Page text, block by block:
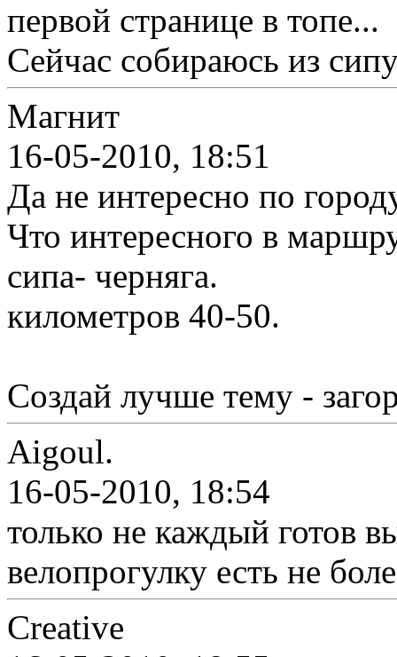
первой странице в топе...
Сейчас собираюсь из
Магнит
16-05-2010, 18:51
Да не интересно по
Что интересного в
сипа- черняга.
километров 40-50.
Создай лучше тему -
Aigoul.
16-05-2010, 18:54
только не каждый готов
велопрогулку есть не
Creative